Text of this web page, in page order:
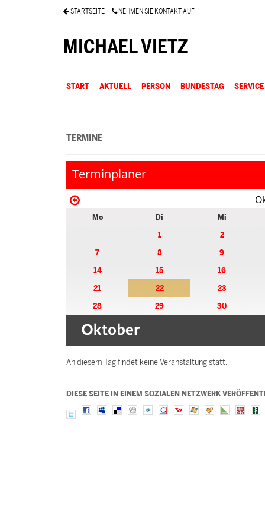
STARTSEITE NEHMEN SIE KONTAKT AUF
MICHAEL VIETZ
START AKTUELL PERSON BUNDESTAG SERVICE
TERMINE
Terminplaner
Mo Di
Mi
1
2
7
8
9
14
15
16
21
22
23
28
29 30
An diesem Tag findet keine Veranstaltung statt.
DIESE SEITE IN EINEM SOZIALEN NETZWERK